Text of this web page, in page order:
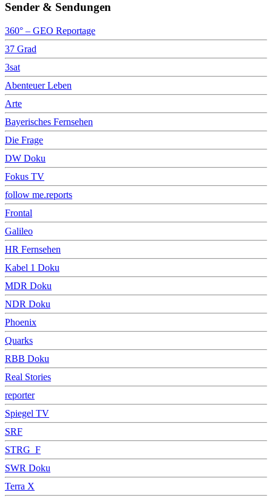
Sender & Sendungen
360° – GEO Reportage
37 Grad
3sat
Abenteuer Leben
Arte
Bayerisches Fernsehen
Die Frage
DW Doku
Fokus TV
follow me.reports
Frontal
Galileo
HR Fernsehen
Kabel 1 Doku
MDR Doku
NDR Doku
Phoenix
Quarks
RBB Doku
Real Stories
reporter
Spiegel TV
SRF
STRG_F
SWR Doku
Terra X